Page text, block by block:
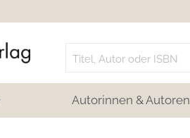
for:
Autorinnen & Autoren